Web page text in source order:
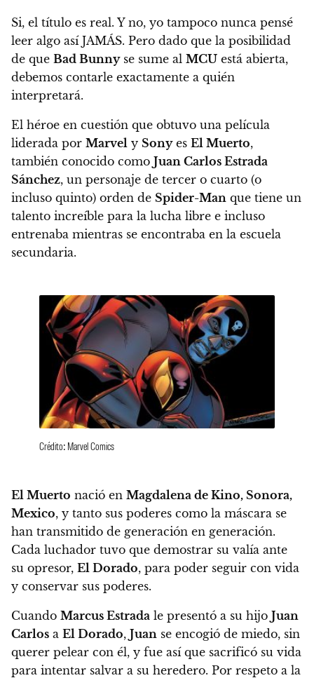
Si, el título es real. Y no, yo tampoco nunca pensé
leer algo así JAMÁS. Pero dado que la posibilidad
de que Bad Bunnyse sume al MCU está abierta,
debemos contarle exactamente a quién
interpretará.
El héroe en cuestión que obtuvo una película
liderada por Marvel y Sonyes El Muerto,
también conocido como Juan Carlos Estrada
Sánchez, un personaje de tercer o cuarto (o
incluso quinto) orden de Spider-Man que tiene un
talento increíble para la lucha libre e incluso
entrenaba mientras se encontraba en la escuela
secundaria.
Crédito: Marvel Comics
El Muerto nació en Magdalena de Kino, Sonora,
Mexico, y tanto sus poderes como la máscara se
han transmitido de generación en generación.
Cada luchador tuvo que demostrar su valía ante
su opresor, El Dorado, para poder seguir con vida
y conservar sus poderes.
Cuando Marcus Estrada le presentó a su hijo Juan
Carlos a El Dorado, Juan se encogió de miedo, sin
querer pelear con él, y fue así que sacrificó su vida
para intentar salvar a su heredero. Por respeto a la